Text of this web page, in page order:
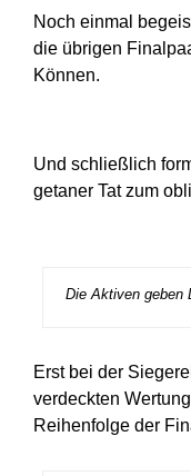
Noch einmal
die übrigen
Können.
Und schließlich
getaner Tat zum
Die Aktiven geben
Erst bei der
verdeckten
Reihenfolge der